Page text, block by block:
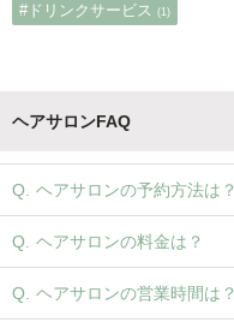
#ドリンクサービス (1)
ヘアサロンFAQ
ヘアサロンの予約方法は？
ヘアサロンの料金は？
ヘアサロンの営業時間は？